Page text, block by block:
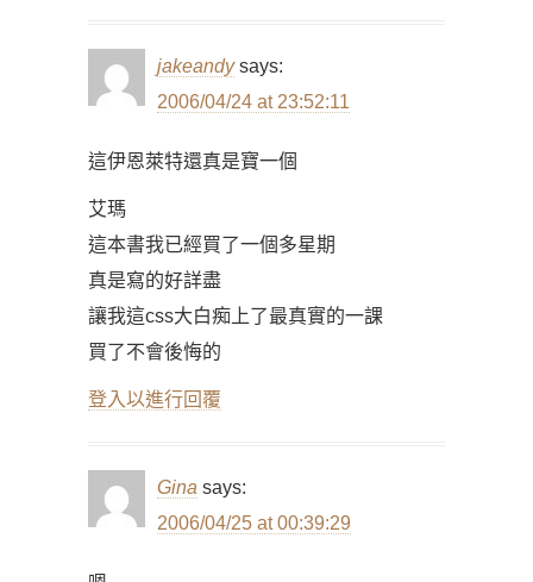
jakeandy says:
2006/04/24 at 23:52:11
這伊恩萊特還真是寶一個
艾瑪
這本書我已經買了一個多星期
真是寫的好詳盡
讓我這css大白痴上了最真實的一課
買了不會後悔的
登入以進行回覆
Gina says:
2006/04/25 at 00:39:29